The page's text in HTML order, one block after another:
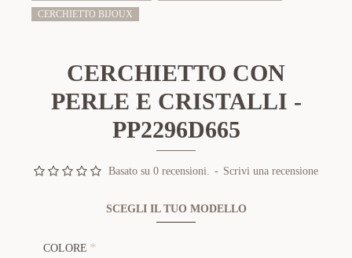
CERCHIETTO BIJOUX
CERCHIETTO CON
PERLE E CRISTALLI -
PP2296D665
Basato su 0 recensioni. - Scrivi una recensione
SCEGLI IL TUO MODELLO
COLORE